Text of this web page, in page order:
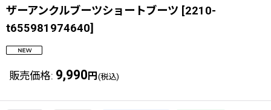
ザーアンクルブーツショートブーツ [2210-
t655981974640]
販売価格: 9,990 円 (税込)